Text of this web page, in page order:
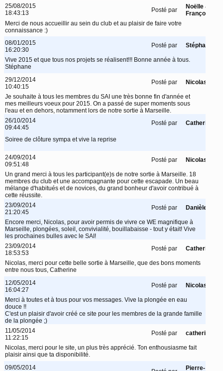
25/08/2015
18:43:13
Posté par
Noëlle &
François
Merci de nous accueillir au sein du club et au plaisir de faire votre
connaissance :)
08/01/2015
16:20:30
Posté par Stéphane
Vive 2015 et que tous nos projets se réalisent!!! Bonne année à tous.
Stéphane
29/12/2014
10:40:15
Posté par Nicolas
Je souhaite à tous les membres du SAI une très bonne fin d'année et
mes meilleurs voeux pour 2015. On a passé de super moments sous
l'eau et en dehors, notamment lors de notre sortie à Marseille.
26/10/2014
09:44:45
Posté par Catherine
Soiree de clôture sympa et vive la reprise
24/09/2014
09:51:48
Posté par Nicolas
Un grand merci à tous les participant(e)s de notre sortie à Marseille. 18
membres du club et une accompagnante pour cette escapade. Un beau
mélange d'habitués et de novices, du grand bonheur d'avoir contribué à
cette réussite.
23/09/2014
21:20:45
Posté par Danièle
Encore merci, Nicolas, pour avoir permis de vivre ce WE magnifique à
Marseille, plongées, soleil, convivialité, bouillabaisse - tout y était! Vive
les prochaines bulles avec le SAI!
23/09/2014
18:53:53
Posté par Catherine
Nicolas, merci pour cette belle sortie à Marseille, que des bons moments
entre nous tous, Catherine
12/05/2014
16:04:27
Posté par Nicolas
Merci à toutes et à tous pour vos messages. Vive la plongée en eau
douce !!
C'est un plaisir d'avoir créé ce site pour les membres de la grande famille
de la plongée ;)
11/05/2014
11:22:15
Posté par catherine
Nicolas, merci pour le site, un plus très apprécié. Ton enthousiasme fait
plaisir ainsi que ta disponibilité.
09/05/2014
Pierre-